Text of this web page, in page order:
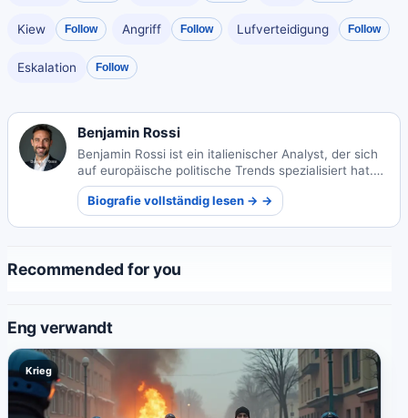
Kiew Follow Angriff Follow Lufverteidigung Follow
Eskalation Follow
Benjamin Rossi
Benjamin Rossi ist ein italienischer Analyst, der sich
auf europäische politische Trends spezialisiert hat.
Seine aufschlussreiche Verfolgung kontinentaler
Verschiebungen bietet einzigartige Perspektiven auf
Regierungsführung und Gesellschaft.
Biografie vollständig lesen → →
Recommended for you
Eng verwandt
Krieg